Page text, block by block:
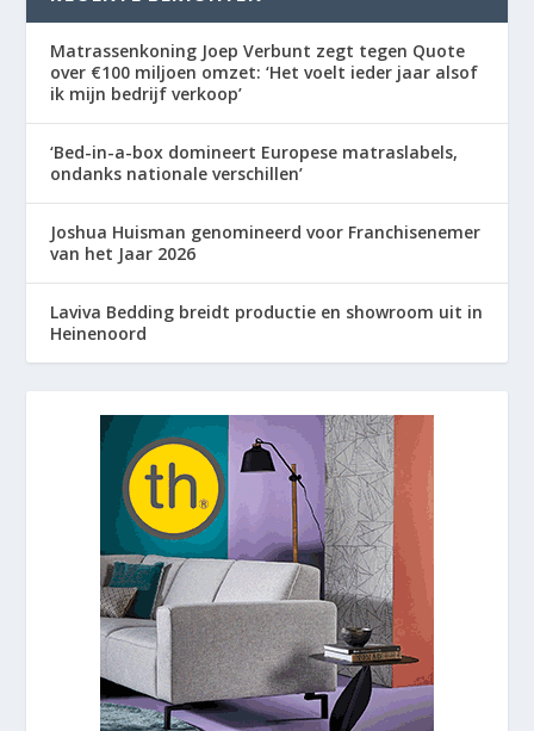
Matrassenkoning Joep Verbunt zegt tegen Quote
over €100 miljoen omzet: ‘Het voelt ieder jaar alsof
ik mijn bedrijf verkoop’
‘Bed-in-a-box domineert Europese matraslabels,
ondanks nationale verschillen’
Joshua Huisman genomineerd voor Franchisenemer
van het Jaar 2026
Laviva Bedding breidt productie en showroom uit in
Heinenoord